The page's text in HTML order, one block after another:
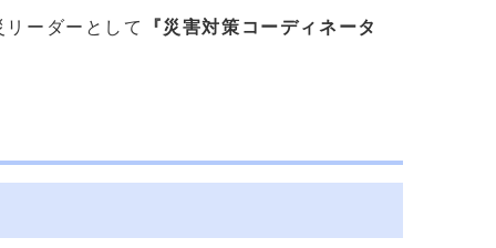
ーダーとして 『災害対策コーディネータ